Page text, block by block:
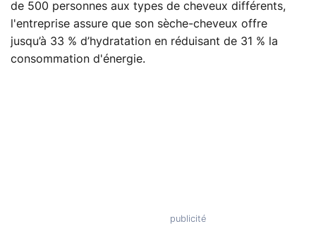
de 500 personnes aux types de cheveux différents,
l'entreprise assure que son sèche-cheveux offre
jusqu’à 33 % d’hydratation en réduisant de 31 % la
consommation d'énergie.